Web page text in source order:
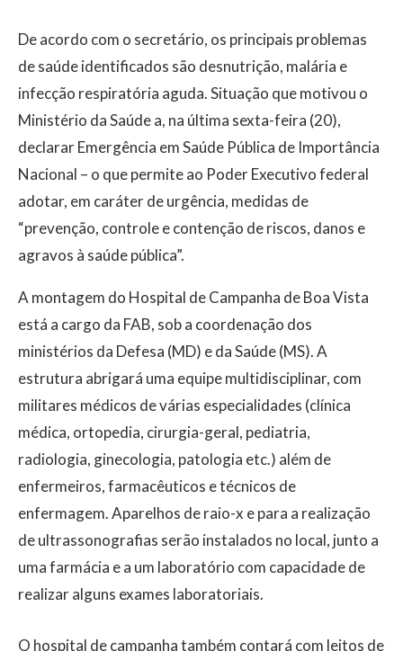
De acordo com o secretário, os principais problemas
de saúde identificados são desnutrição, malária e
infecção respiratória aguda. Situação que motivou o
Ministério da Saúde a, na última sexta-feira (20),
declarar Emergência em Saúde Pública de Importância
Nacional – o que permite ao Poder Executivo federal
adotar, em caráter de urgência, medidas de
“prevenção, controle e contenção de riscos, danos e
agravos à saúde pública”.
A montagem do Hospital de Campanha de Boa Vista
está a cargo da FAB, sob a coordenação dos
ministérios da Defesa (MD) e da Saúde (MS). A
estrutura abrigará uma equipe multidisciplinar, com
militares médicos de várias especialidades (clínica
médica, ortopedia, cirurgia-geral, pediatria,
radiologia, ginecologia, patologia etc.) além de
enfermeiros, farmacêuticos e técnicos de
enfermagem. Aparelhos de raio-x e para a realização
de ultrassonografias serão instalados no local, junto a
uma farmácia e a um laboratório com capacidade de
realizar alguns exames laboratoriais.
O hospital de campanha também contará com leitos de